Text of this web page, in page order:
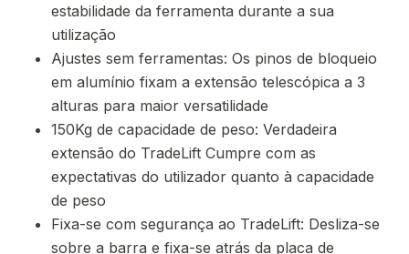
estabilidade da ferramenta durante a sua
utilização
Ajustes sem ferramentas: Os pinos de bloqueio
em alumínio fixam a extensão telescópica a 3
alturas para maior versatilidade
150Kg de capacidade de peso: Verdadeira
extensão do TradeLift Cumpre com as
expectativas do utilizador quanto à capacidade
de peso
Fixa-se com segurança ao TradeLift: Desliza-se
sobre a barra e fixa-se atrás da placa de